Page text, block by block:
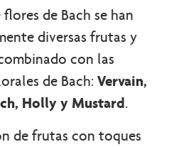
de Bach se han
diversas frutas y
con las
de Bach:Vervain,
Holly y Mustard.
de frutas con toques